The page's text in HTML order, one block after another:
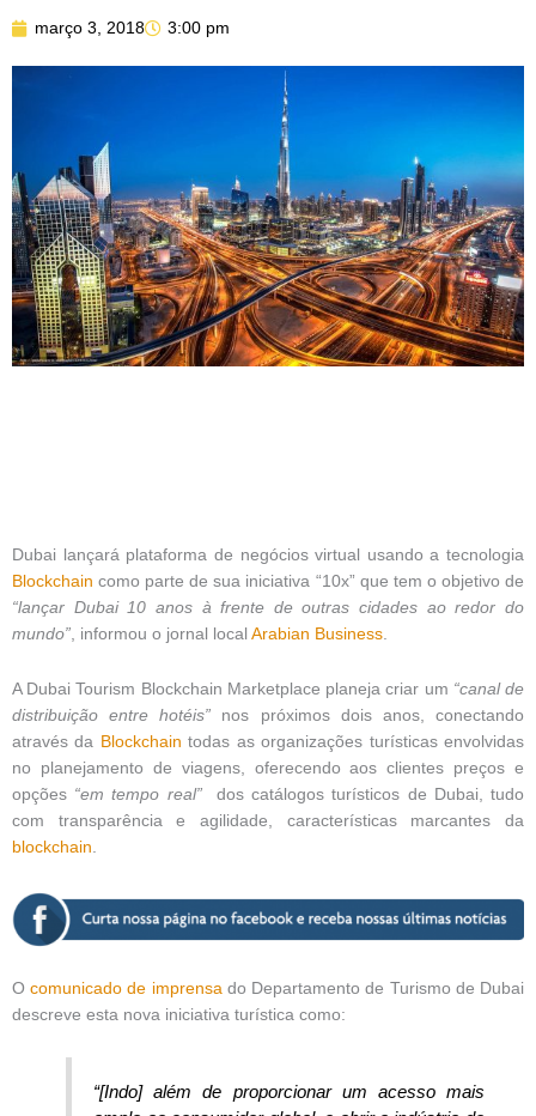
março 3, 2018 3:00 pm
Dubai lançará plataforma de negócios virtual usando a tecnologia
Blockchaincomo parte de sua iniciativa “10x” que tem o objetivo de
“lançar Dubai 10 anos à frente de outras cidades ao redor do
mundo”, informou o jornal local Arabian Business.
A Dubai Tourism Blockchain Marketplace planeja criar um “canal de
distribuição entre hotéis” nos próximos dois anos, conectando
através da Blockchain todas as organizações turísticas envolvidas
no planejamento de viagens, oferecendo aos clientes preços e
opções “em tempo real”dos catálogos turísticos de Dubai, tudo
com transparência e agilidade, características marcantes da
blockchain.
O comunicado de imprensado Departamento de Turismo de Dubai
descreve esta nova iniciativa turística como:
“[Indo] além de proporcionar um acesso mais